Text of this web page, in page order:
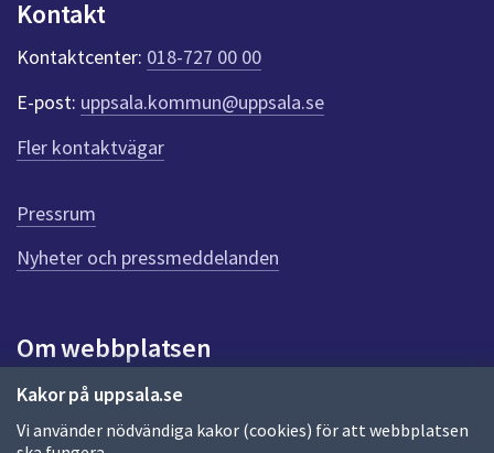
Kakor på uppsala.se
Vi använder nödvändiga kakor (cookies) för att webbplatsen
k
t
e
r
f
ö
r
e
n
n
a
d
a
Kontakt
Kontaktcenter: 018-727 00 00
E-post: uppsala.kommun@uppsala.se
Fler kontaktvägar
Pressrum
Nyheter och pressmeddelanden
Om webbplatsen
Om webbplatsen
Allmänna handlingar och diarium